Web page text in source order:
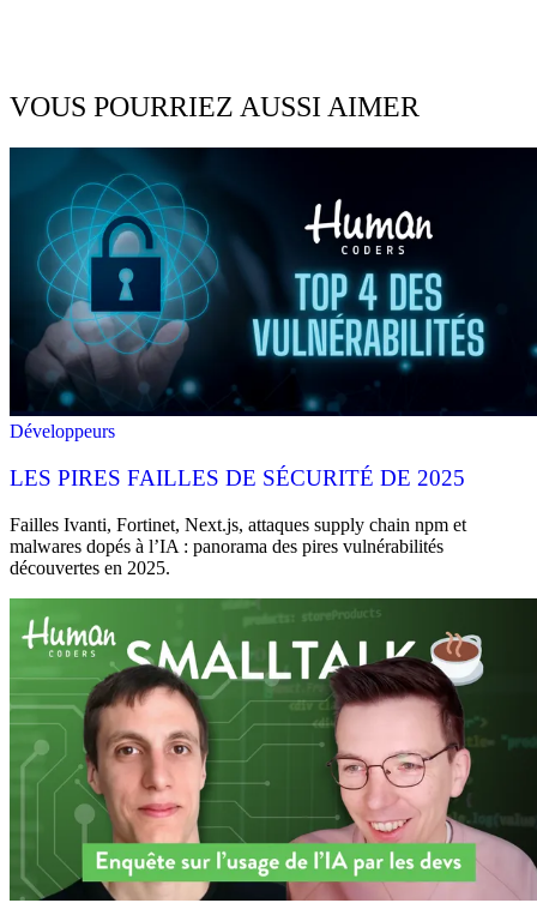
VOUS POURRIEZ AUSSI AIMER
Développeurs
LES PIRES FAILLES DE SÉCURITÉ DE 2025
Failles Ivanti, Fortinet, Next.js, attaques supply chain npm et
malwares dopés à l’IA : panorama des pires vulnérabilités
découvertes en 2025.